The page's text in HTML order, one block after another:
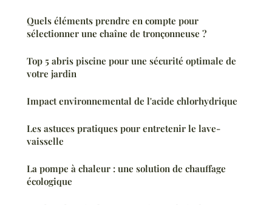
Quels éléments prendre en compte pour
sélectionner une chaîne de tronçonneuse ?
Top 5 abris piscine pour une sécurité optimale de
votre jardin
Impact environnemental de l'acide chlorhydrique
Les astuces pratiques pour entretenir le lave-
vaisselle
La pompe à chaleur : une solution de chauffage
écologique